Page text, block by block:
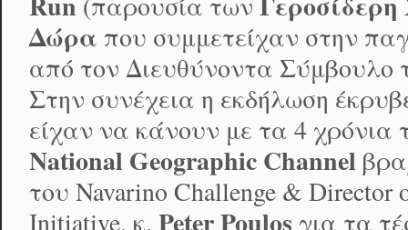
Δώρα που συμμετείχαν στην
από τον Διευθύνοντα Σύμβουλο
Στην συνέχεια η εκδήλωση
είχαν να κάνουν με τα 4
National GeographicChannel
του Navarino Challenge & Director
Initiative, κ. PeterPoulos για τα